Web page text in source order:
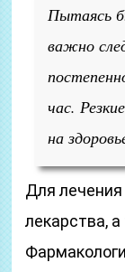
Пытаясь
важно
час.
на
Для лечения
лекарства,